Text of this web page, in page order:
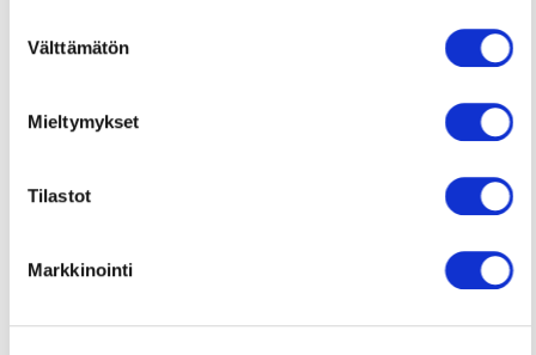
valinta
Välttämätön
Mieltymykset
Tilastot
Markkinointi
PWM-signaalilla tai 0–